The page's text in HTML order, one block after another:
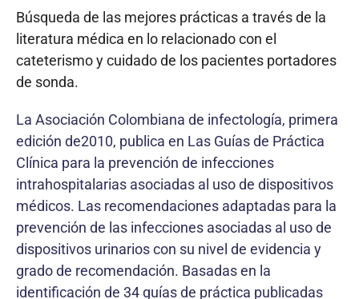
Búsqueda de las mejores prácticas a través de la
literatura médica en lo relacionado con el
cateterismo y cuidado de los pacientes portadores
de sonda.
La Asociación Colombiana de infectología, primera
edición de2010, publica en Las Guías de Práctica
Clínica para la prevención de infecciones
intrahospitalarias asociadas al uso de dispositivos
médicos. Las recomendaciones adaptadas para la
prevención de las infecciones asociadas al uso de
dispositivos urinarios con su nivel de evidencia y
grado de recomendación. Basadas en la
identificación de 34 guías de práctica publicadas